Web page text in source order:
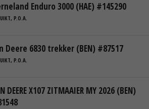
Enduro 3000 (HAE) #145290
P.O.A.
Deere 6830 trekker (BEN) #87517
P.O.A.
DEERE X107 ZITMAAIER MY 2026 (BEN)